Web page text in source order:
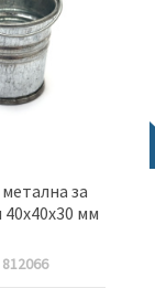
за
мм
812066